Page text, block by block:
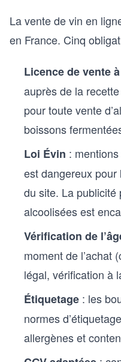
La vente de vin en
en France. Cinq
Licence de vente
auprès de la
pour toute vente
boissons
Loi Évin : mentions
est dangereux pour
du site. La publicité
alcoolisées est
Vérification de
moment de l’achat
légal, vérification à
Étiquetage : les
normes
allergènes et